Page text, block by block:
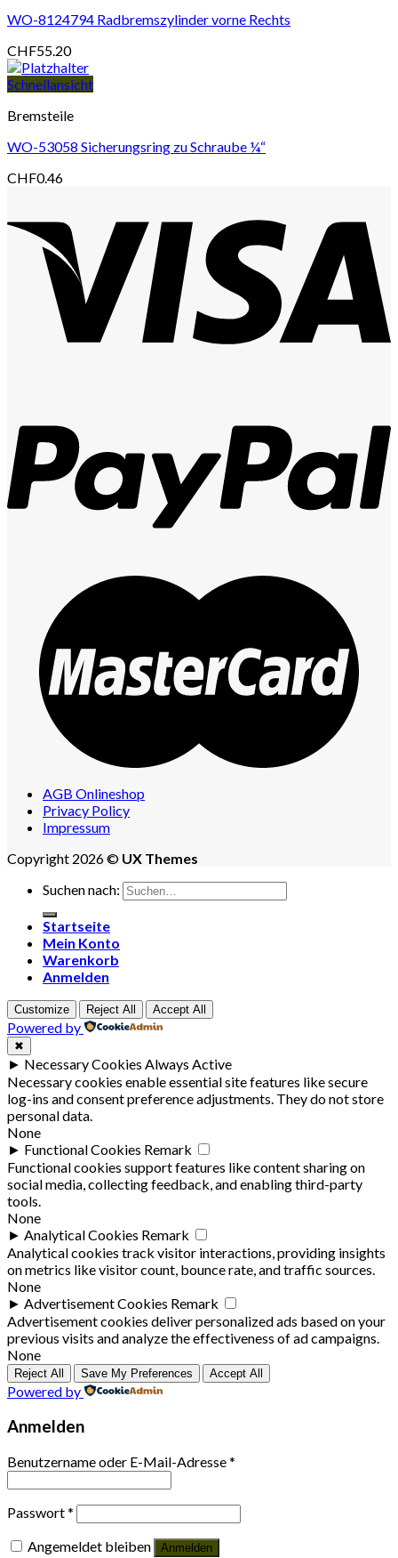
WO-8124794 Radbremszylinder vorne Rechts
CHF55.20
Schnellansicht
Bremsteile
WO-53058 Sicherungsring zu Schraube ¼“
CHF0.46
AGB Onlineshop
Privacy Policy
Impressum
Copyright 2026 © UX Themes
Suchen nach:
Startseite
Mein Konto
Warenkorb
Anmelden
Customize Reject All Accept All
Powered by
✖
► Necessary Cookies Always Active
Necessary cookies enable essential site features like secure
log-ins and consent preference adjustments. They do not store
personal data.
None
► Functional Cookies Remark
Functional cookies support features like content sharing on
social media, collecting feedback, and enabling third-party
tools.
None
► Analytical Cookies Remark
Analytical cookies track visitor interactions, providing insights
on metrics like visitor count, bounce rate, and traffic sources.
None
► Advertisement Cookies Remark
Advertisement cookies deliver personalized ads based on your
previous visits and analyze the effectiveness of ad campaigns.
None
Reject All Save My Preferences Accept All
Powered by
Anmelden
Benutzername oder E-Mail-Adresse*
Passwort*
Angemeldet bleiben
Anmelden